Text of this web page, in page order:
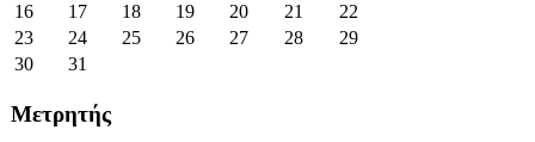
16
17 18 19 20 21
22
23
24 25 26 27 28
29
30
31
Μετρητής